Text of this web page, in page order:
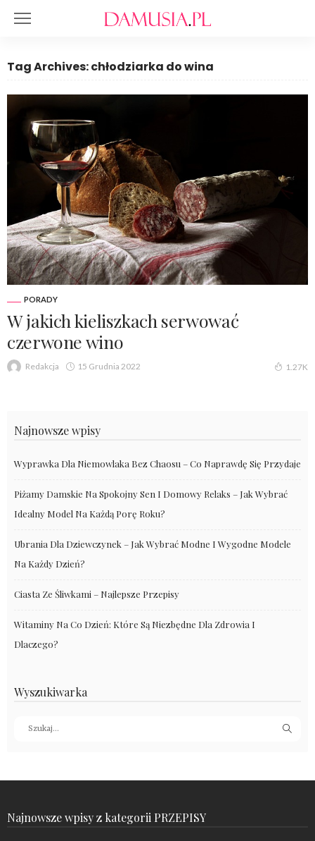
Tag Archives: chłodziarka do wina
PORADY
W jakich kieliszkach serwować
czerwone wino
Redakcja 15 Grudnia 2022 1.27K
Najnowsze wpisy
Wyprawka Dla Niemowlaka Bez Chaosu – Co Naprawdę Się Przydaje
Piżamy Damskie Na Spokojny Sen I Domowy Relaks – Jak Wybrać
Idealny Model Na Każdą Porę Roku?
Ubrania Dla Dziewczynek – Jak Wybrać Modne I Wygodne Modele
Na Każdy Dzień?
Ciasta Ze Śliwkami – Najlepsze Przepisy
Witaminy Na Co Dzień: Które Są Niezbędne Dla Zdrowia I
Dlaczego?
Wyszukiwarka
Najnowsze wpisy z kategorii PRZEPISY